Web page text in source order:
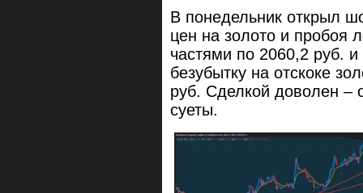
В понедельник открыл
цен на золото и пробоя
частями по 2060,2 руб.
безубытку на отскоке
руб. Сделкой доволен –
суеты.